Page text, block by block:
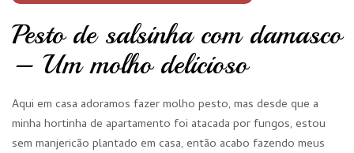
Pesto de salsinha com damasco
– Um molho delicioso
Aqui em casa adoramos fazer molho pesto, mas desde que a
minha hortinha de apartamento foi atacada por fungos, estou
sem manjericão plantado em casa, então acabo fazendo meus